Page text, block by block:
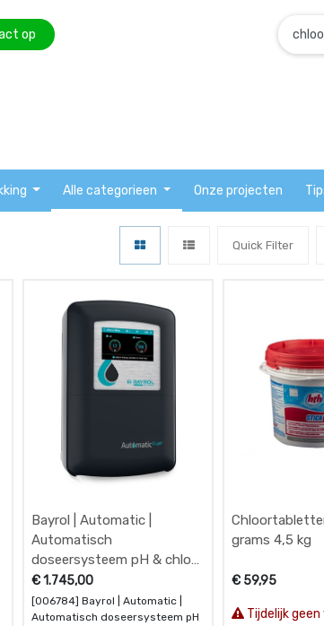
op
Alle categorieen Onze projecten
Quick Filter
Bayrol | Automatic |
Automatisch
doseersysteem pH & chloor
| Dispenser pH & chloor
€1.745,00
[006784] Bayrol | Automatic |
Automatisch doseersysteem pH
grams 4,5 kg
€ 59,95
Tijdelijk